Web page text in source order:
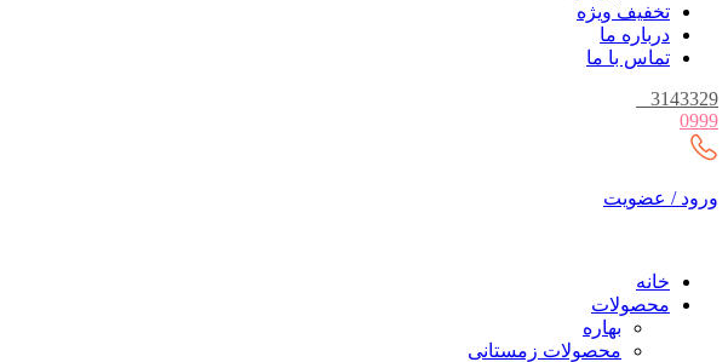
تخفیف ویژه
درباره ما
تماس با ما
3143329
0999
ورود / عضویت
خانه
محصولات
بهاره
محصولات زمستانی